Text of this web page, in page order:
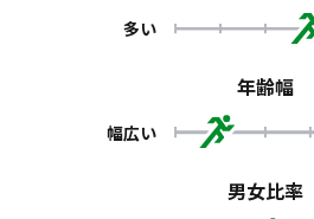
多い
年齢幅
幅広い
男女比率